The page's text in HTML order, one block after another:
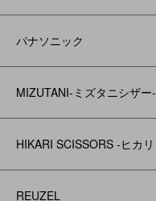
パナソニック
MIZUTANI-ミズタニシザー-
HIKARI SCISSORS -ヒカ
REUZEL